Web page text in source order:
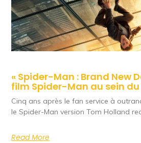
« Spider-Man : Brand New
film Spider-Man au sein
Cinq ans après le fan service à
le Spider-Man version Tom Holland
Read More